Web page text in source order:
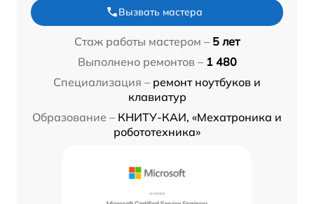
Вызвать мастера
Стаж работы мастером – 5 лет
Выполнено ремонтов – 1 480
Специализация – ремонт ноутбуков и
клавиатур
Образование – КНИТУ-КАИ, «Мехатроника и
робототехника»